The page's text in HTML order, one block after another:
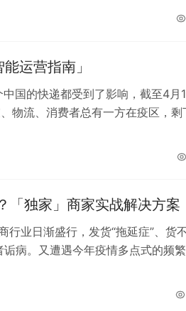
运营指南」
国的快递都受到了影响，截至4月
物流、消费者总有一方在疫区，剩
「独家」商家实战解决方案
行业日渐盛行，发货“拖延症”、货
病。又遭遇今年疫情多点式的频繁